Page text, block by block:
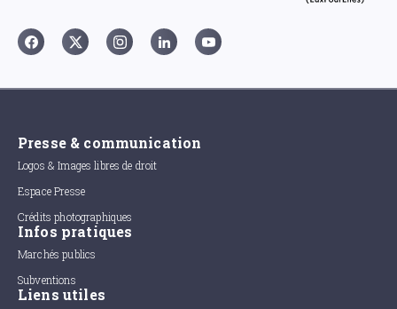
Presse & communication
Logos & Images libres de droit
Espace Presse
Crédits photographiques
Infos pratiques
Marchés publics
Subventions
Liens utiles